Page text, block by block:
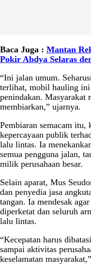
Baca Juga : Mantan
Pokir Abdya Selaras
“Ini jalan umum.
terlihat, mobil hauling ini
penindakan. Masyarakat
membiarkan,” ujarnya.
Pembiaran semacam itu,
kepercayaan publik
lalu lintas. Ia
semua pengguna jalan,
milik perusahaan besar.
Selain aparat, Mus
dan penyedia jasa
tangan. Ia mendesak
diperketat dan seluruh
lalu lintas.
“Kecepatan harus
sampai aktivitas
keselamatan